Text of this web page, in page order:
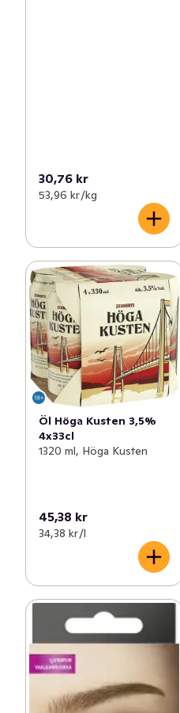
30,76 kr
53,96 kr /kg
Öl Höga Kusten 3,5%
4x33cl
1320 ml, Höga Kusten
45,38 kr
34,38 kr /l